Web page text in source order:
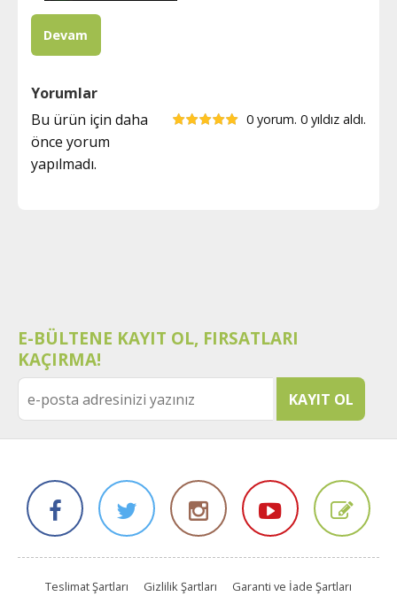
Yorumlar
0 yorum. 0 yıldız aldı.
Bu ürün için daha
önce yorum
yapılmadı.
E-BÜLTENE KAYIT OL, FIRSATLARI
KAÇIRMA!
Teslimat Şartları Gizlilik Şartları Garanti ve İade Şartları